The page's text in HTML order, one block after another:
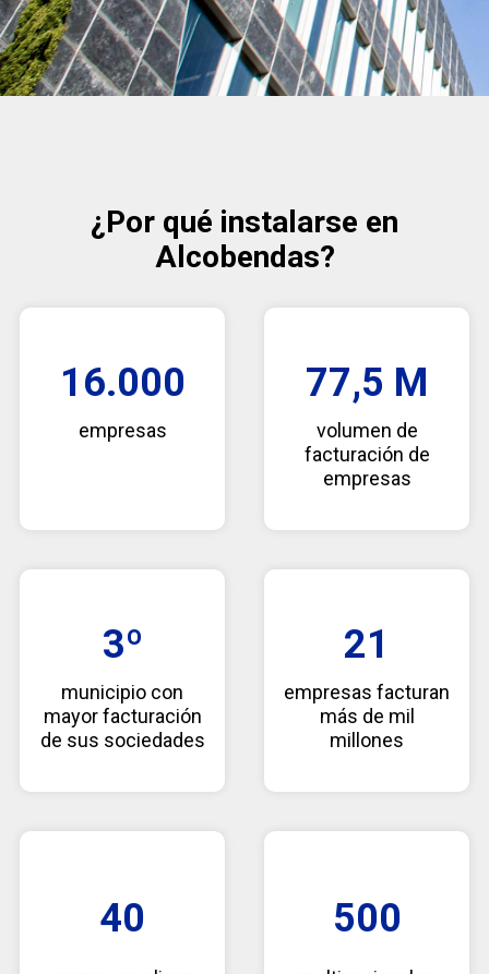
¿Por qué instalarse en
Alcobendas?
16.000
empresas
77,5 M
volumen de
facturación de
empresas
3º
municipio con
mayor facturación
de sus sociedades
21
empresas facturan
más de mil
millones
40 500